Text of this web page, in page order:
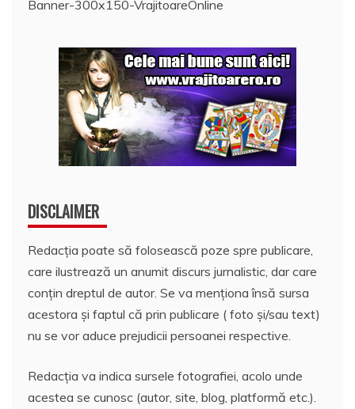
Banner-300x150-VrajitoareOnline
DISCLAIMER
Redacția poate să folosească poze spre publicare,
care ilustrează un anumit discurs jurnalistic, dar care
conțin dreptul de autor. Se va menționa însă sursa
acestora și faptul că prin publicare ( foto și/sau text)
nu se vor aduce prejudicii persoanei respective.
Redacția va indica sursele fotografiei, acolo unde
acestea se cunosc (autor, site, blog, platformă etc.).